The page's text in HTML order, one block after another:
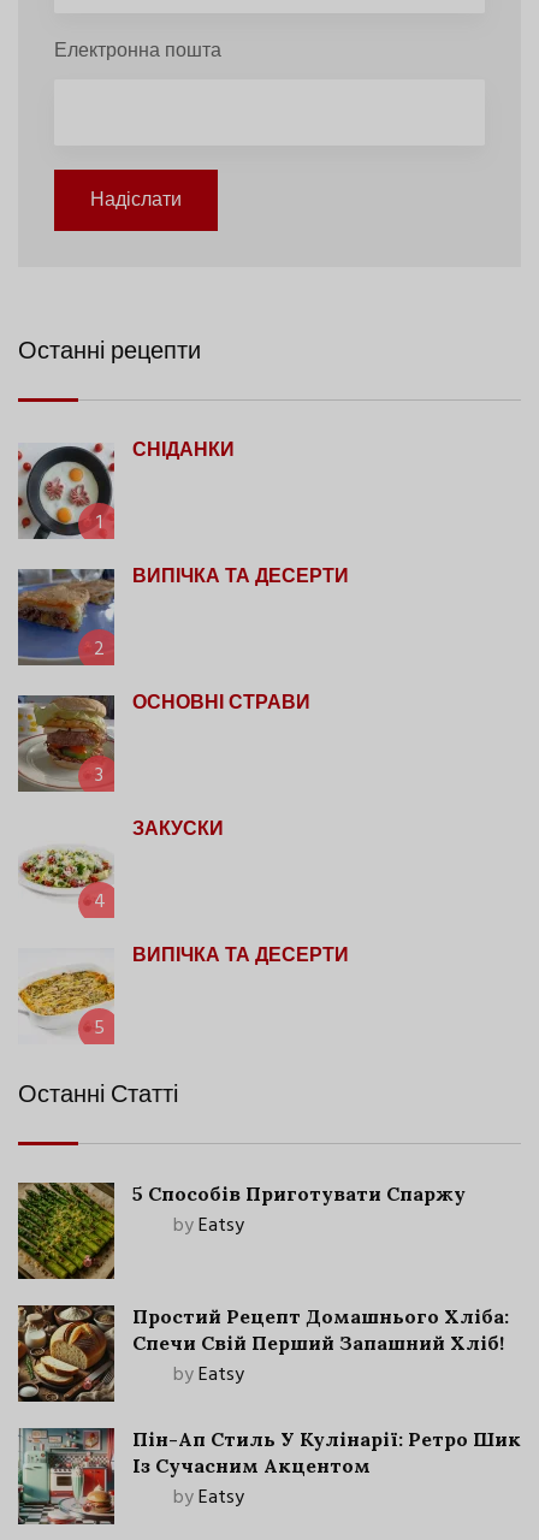
Електронна пошта
Надіслати
Останні рецепти
1
СНІДАНКИ
2
ВИПІЧКА ТА ДЕСЕРТИ
3
ОСНОВНІ СТРАВИ
4
ЗАКУСКИ
5
ВИПІЧКА ТА ДЕСЕРТИ
Останні Статті
5 Способів Приготувати Спаржу
byEatsy
Простий Рецепт Домашнього Хліба:
Спечи Свій Перший Запашний Хліб!
byEatsy
Пін-Ап Стиль У Кулінарії: Ретро Шик
Із Сучасним Акцентом
byEatsy